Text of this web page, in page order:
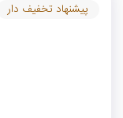
پیشنهاد تخفیف دار